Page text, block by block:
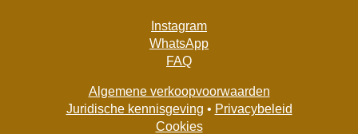
Instagram
WhatsApp
FAQ
Algemene verkoopvoorwaarden
Juridische kennisgeving • Privacybeleid
Cookies